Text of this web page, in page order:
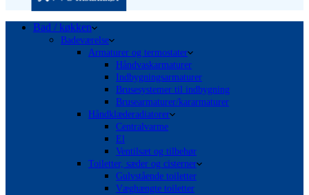
Bad / køkken
Badeværelse
Armaturer og termostater
Håndvaskarmaturer
Indbygningsarmaturer
Brusesystemer til indbygning
Brusearmaturer/kararmaturer
Håndklæderadiatorer
Centralvarme
El
Ventilsæt og tilbehør
Toiletter, sæder og cisterner
Gulvstående toiletter
Væghængte toiletter